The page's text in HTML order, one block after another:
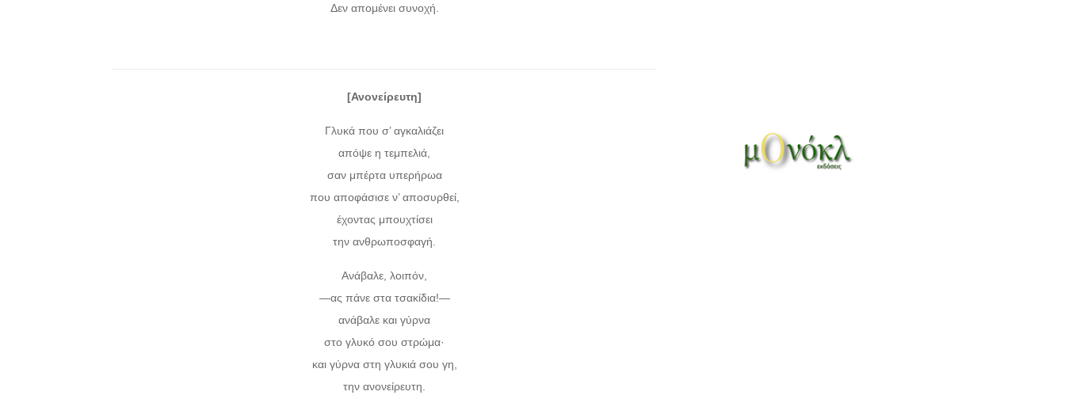
Δεν απομένει συνοχή.
[Ανονείρευτη]
Γλυκά που σ’ αγκαλιάζει
απόψε η τεμπελιά,
σαν μπέρτα υπερήρωα
που αποφάσισε ν’ αποσυρθεί,
έχοντας μπουχτίσει
την ανθρωποσφαγή.
Ανάβαλε, λοιπόν,
―ας πάνε στα τσακίδια!―
ανάβαλε και γύρνα
στο γλυκό σου στρώμα·
και γύρνα στη γλυκιά σου γη,
την ανονείρευτη.